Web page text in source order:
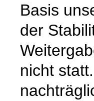
Basis
der
nicht